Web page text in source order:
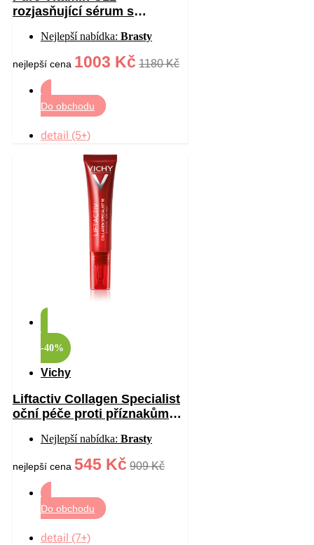
rozjasňující sérum s
30 mlNejlepší nabídka: Brasty
nejlepší cena 1003 Kč 1180 Kč
Do obchodu
detail (5+)
-40%
Vichy
Liftactiv Collagen Specialist
oční péče proti příznakům
Nejlepší nabídka: Brasty
nejlepší cena 545 Kč 909 Kč
Do obchodu
detail (7+)